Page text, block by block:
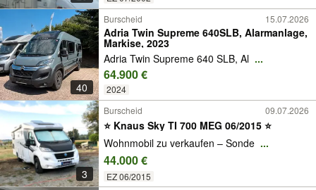
40
Burscheid 15.07.2026
Adria Twin Supreme 640SLB, Alarmanlage,
Markise, 2023
Adria Twin Supreme 640 SLB, Al ...
64.900 €
2024
3
Burscheid 09.07.2026
⭐️ Knaus Sky TI 700 MEG 06/2015 ⭐️
Wohnmobil zu verkaufen – Sonde ...
44.000 €
EZ 06/2015